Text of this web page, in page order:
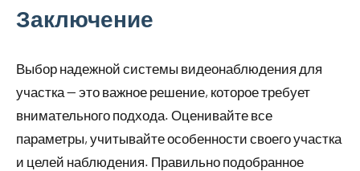
Заключение
Выбор надежной системы видеонаблюдения для
участка — это важное решение, которое требует
внимательного подхода. Оценивайте все
параметры, учитывайте особенности своего участка
и целей наблюдения. Правильно подобранное